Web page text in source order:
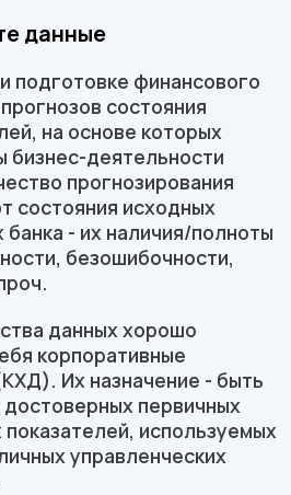
данные
подготовке финансового
состояния
на основе которых
деятельности
прогнозирования
состояния исходных
- их наличия/полноты
безошибочности,
данных хорошо
корпоративные
Их назначение - быть
первичных
используемых
управленческих